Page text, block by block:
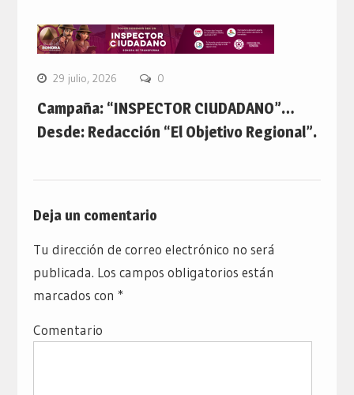
29 julio, 2026 0
Campaña: “INSPECTOR CIUDADANO”…
Desde: Redacción “El Objetivo Regional”.
Deja un comentario
Tu dirección de correo electrónico no será
publicada. Los campos obligatorios están
marcados con *
Comentario